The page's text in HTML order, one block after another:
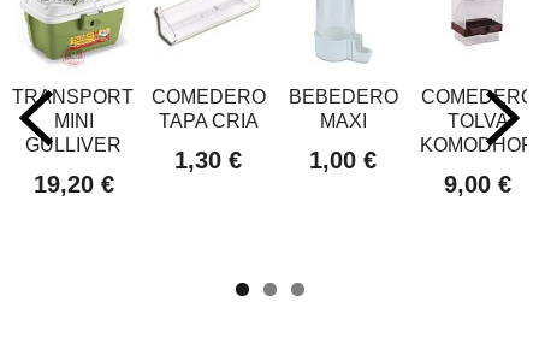
TRANSPORTIN
MINI
GULLIVER
19,20 €
COMEDERO
TAPA CRIA
1,30 €
BEBEDERO
MAXI
1,00 €
COMEDERO
TOLVA
KOMODHOR
9,00 €